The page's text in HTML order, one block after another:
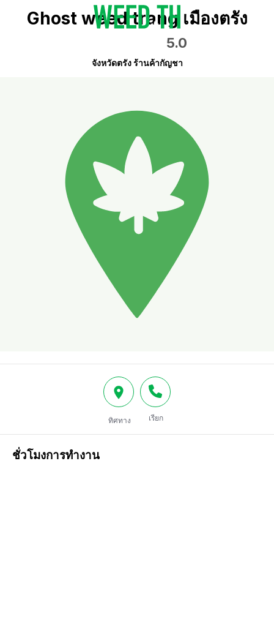
Ghost weed trang เมืองตรัง
5.0
จังหวัดตรัง ร้านค้ากัญชา
ทิศทาง เรียก
ชั่วโมงการทำงาน